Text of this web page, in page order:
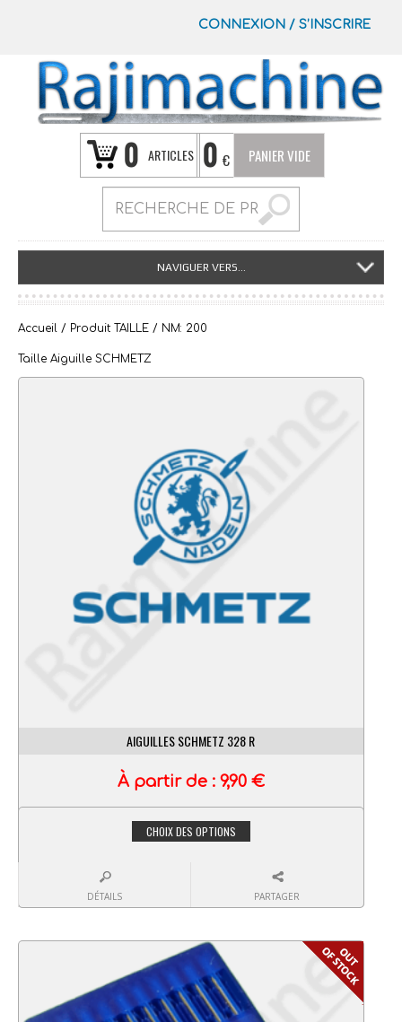
CONNEXION / S’INSCRIRE
0 ARTICLES 0 € PANIER VIDE
NAVIGUER VERS...
Accueil / Produit TAILLE / NM: 200
Taille Aiguille SCHMETZ
AIGUILLES SCHMETZ 328 R
À partir de : 9,90 €
CHOIX DES OPTIONS
DÉTAILS PARTAGER